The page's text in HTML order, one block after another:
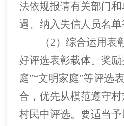
法依规报请有关部门
遇、纳入失信人员名单
（2）综合运用表
好评选表彰载体。奖
庭”“文明家庭”等评选
合，优先从模范遵守
村民中评选。要适当